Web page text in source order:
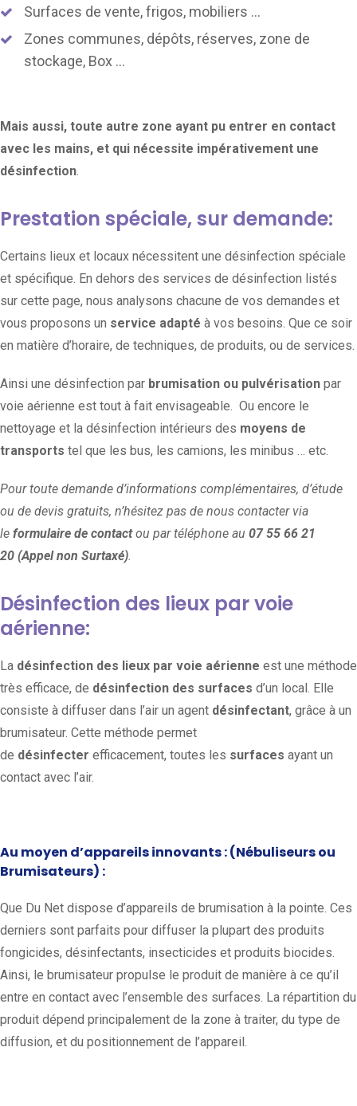
Surfaces de vente, frigos, mobiliers …
Zones communes, dépôts, réserves, zone de
stockage, Box …
Mais aussi, toute autre zone ayant pu entrer en contact
avec les mains, et qui nécessite impérativement une
désinfection
Prestation spéciale, sur demande:
Certains lieux et locaux nécessitent une désinfection spéciale
et spécifique. En dehors des services de désinfection listés
sur cette page, nous analysons chacune de vos demandes et
vous proposons un service adapté à vos besoins. Que ce soir
en matière d’horaire, de techniques, de produits, ou de services.
Ainsi une désinfection par brumisation ou pulvérisation par
voie aérienne est tout à fait envisageable. Ou encore le
nettoyage et la désinfection intérieurs des moyens de
transports tel que les bus, les camions, les minibus … etc.
Pour toute demande d’informations complémentaires, d’étude
ou de devis gratuits, n’hésitez pas de nous contacter via
le formulaire de contactou par téléphone au 07 55 66 21
20 (Appel non Surtaxé)
Désinfection des lieux par voie
aérienne:
La désinfection des lieux par voie aérienne est une méthode
très efficace, de désinfection des surfaces d’un local. Elle
consiste à diffuser dans l’air un agent désinfectant, grâce à un
brumisateur. Cette méthode permet
de désinfecter efficacement, toutes les surfaces ayant un
contact avec l’air.
Au moyen d’appareils innovants : (Nébuliseurs ou
Brumisateurs) :
Que Du Net dispose d’appareils de brumisation à la pointe. Ces
derniers sont parfaits pour diffuser la plupart des produits
fongicides, désinfectants, insecticides et produits biocides.
Ainsi, le brumisateur propulse le produit de manière à ce qu’il
entre en contact avec l’ensemble des surfaces. La répartition du
produit dépend principalement de la zone à traiter, du type de
diffusion, et du positionnement de l’appareil.